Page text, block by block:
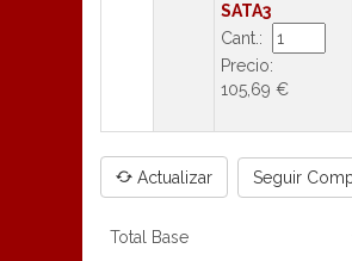
SATA3
Cant.:
Precio:
105,69 €
Actualizar Seguir
Total Base